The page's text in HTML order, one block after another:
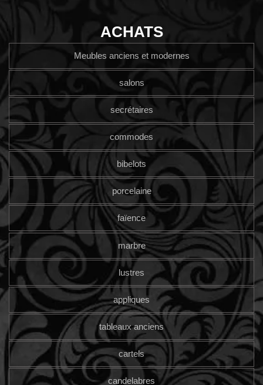
ACHATS
Meubles anciens et modernes
salons
secrétaires
commodes
bibelots
porcelaine
faïence
marbre
lustres
appliques
tableaux anciens
cartels
candelabres